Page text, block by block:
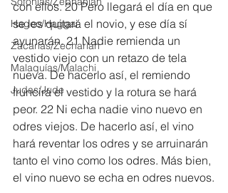
Hageo/Haggai
Zacarías/Zechariah
Malaquías/Malachi
Judas/Jude
con ellos. 20 Pero llegará el día en que
se les quitará el novio, y ese día sí
ayunarán. 21 Nadie remienda un
vestido viejo con un retazo de tela
nueva. De hacerlo así, el remiendo
fruncirá el vestido y la rotura se hará
peor. 22 Ni echa nadie vino nuevo en
odres viejos. De hacerlo así, el vino
hará reventar los odres y se arruinarán
tanto el vino como los odres. Más bien,
el vino nuevo se echa en odres nuevos.